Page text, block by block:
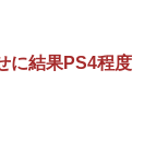
に結果PS4程度